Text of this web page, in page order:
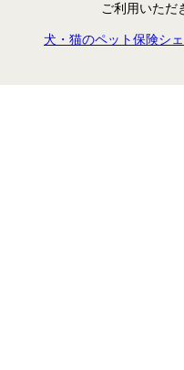
ご利用いただ
犬・猫のペット保険シ